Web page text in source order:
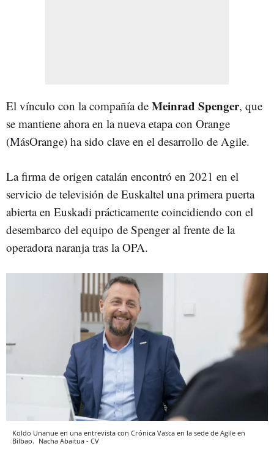
El vínculo con la compañía de Meinrad Spenger, que
se mantiene ahora en la nueva etapa con Orange
(MásOrange) ha sido clave en el desarrollo de Agile.
La firma de origen catalán encontró en 2021 en el
servicio de televisión de Euskaltel una primera puerta
abierta en Euskadi prácticamente coincidiendo con el
desembarco del equipo de Spenger al frente de la
operadora naranja tras la OPA.
Koldo Unanue en una entrevista con Crónica Vasca en la sede de Agile en
Bilbao. Nacha Abaitua - CV